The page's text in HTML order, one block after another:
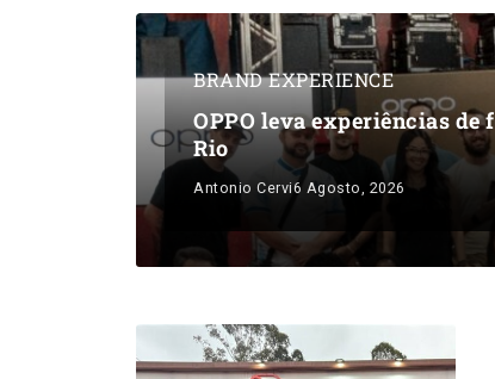
BRAND EXPERIENCE
OPPO leva experiências de
Rio
Antonio Cervi6 Agosto, 2026